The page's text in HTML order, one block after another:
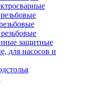
защитные
для насосов и